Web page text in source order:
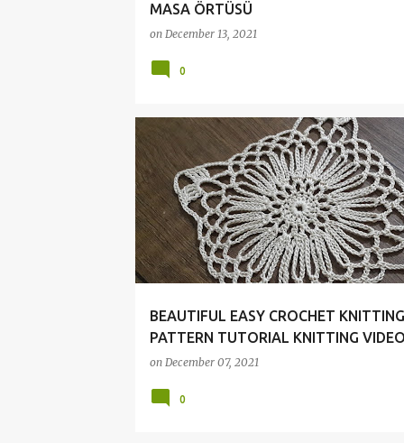
MASA ÖRTÜSÜ
on December 13, 2021
0
BEAUTIFUL EASY CROCHET
PATTERN TUTORIAL KNITTING
on December 07, 2021
ÇEYİZLİK DANTELLER CROCHET DANTELLER
0